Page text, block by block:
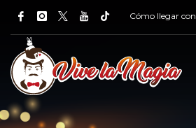
Cómo llegar con